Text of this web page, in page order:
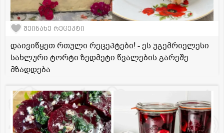
შეინახე რეცეპტი
დაივიწყეთ რთული რეცეპტები! - ეს უგემრიელესი
სახლური ტორტი ზედმეტი წვალების გარეშე
მზადდება